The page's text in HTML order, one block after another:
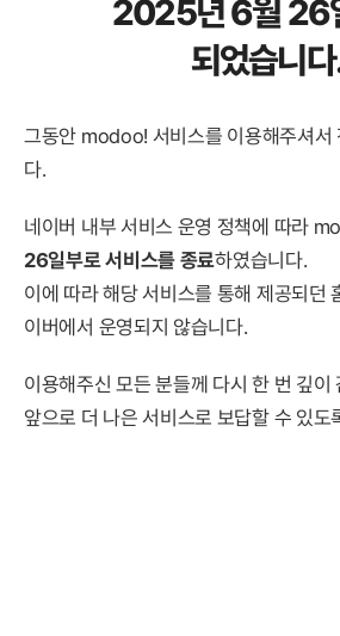
2025년 6월 26
되었습니
그동안 modoo! 서비스를 이용해주셔서
다.
네이버 내부 서비스 운영 정책에 따라
26일부로 서비스를 종료하였습니다.
이에 따라 해당 서비스를 통해 제공되던
이버에서 운영되지 않습니다.
이용해주신 모든 분들께 다시 한 번 깊이
앞으로 더 나은 서비스로 보답할 수 있도